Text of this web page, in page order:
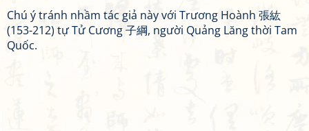
Chú ý tránh nhầm tác giả này với Trương Hoành 張紘
(153-212) tự Tử Cương 子綱, người Quảng Lăng thời Tam
Quốc.